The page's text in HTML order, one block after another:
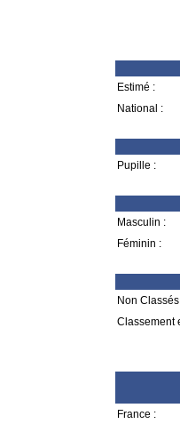
Estimé :
National :
Pupille :
Masculin :
Féminin :
Non
Classement
France :